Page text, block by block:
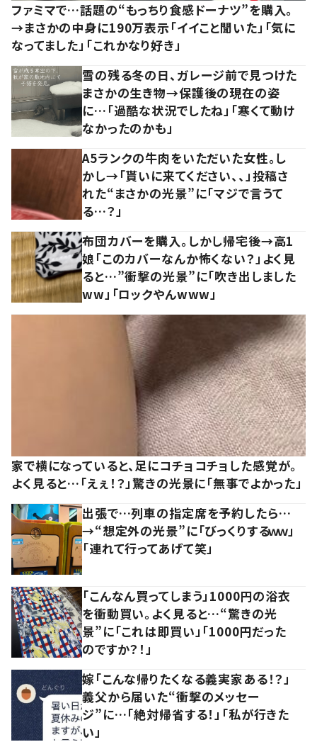
ファミマで…話題の“もっちり食感ドーナツ”を購入。
→まさかの中身に190万表示「イイこと聞いた」「気に
なってました」「これかなり好き」
雪の残る冬の日、ガレージ前で見つけた
まさかの生き物→保護後の現在の姿
に…「過酷な状況でしたね」「寒くて動け
なかったのかも」
A5ランクの牛肉をいただいた女性。し
かし→「貰いに来てください、、」投稿さ
れた“まさかの光景”に「マジで言うて
る…？」
布団カバーを購入。しかし帰宅後→高1
娘「このカバーなんか怖くない？」よく見
ると…”衝撃の光景”に「吹き出しました
ww」「ロックやんwww」
家で横になっていると、足にコチョコチョした感覚が。
よく見ると…「えぇ！？」驚きの光景に「無事でよかった」
出張で…列車の指定席を予約したら…
→“想定外の光景”に「びっくりするｗｗ」
「連れて行ってあげて笑」
「こんなん買ってしまう」1000円の浴衣
を衝動買い。よく見ると…“驚きの光
景”に「これは即買い」「1000円だった
のですか？！」
嫁「こんな帰りたくなる義実家ある！？」
義父から届いた“衝撃のメッセー
ジ”に…「絶対帰省する！」「私が行きた
い」